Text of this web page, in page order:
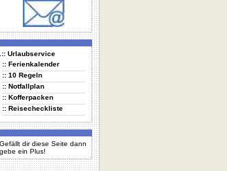
.:: Urlaubservice
:: Ferienkalender
:: 10 Regeln
:: Notfallplan
:: Kofferpacken
:: Reisecheckliste
Gefällt dir diese Seite dann
gebe ein Plus!